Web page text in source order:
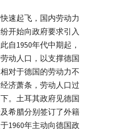
速起飞，国内劳动力
开始向政府要求引入
自1950年代中期起，
动人口，以支撑德国
对于德国的劳动力不
济萧条，劳动人口过
。土耳其政府见德国
希腊分别签订了外籍
1960年主动向德国政